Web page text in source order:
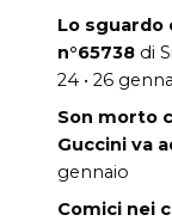
Lo sguardo
n°65738 di
24 • 26
Son morto
Guccini va
gennaio
Comici nei